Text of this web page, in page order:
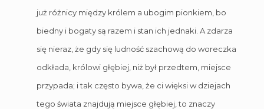
już różnicy między królem a ubogim pionkiem, bo
biedny i bogaty są razem i stan ich jednaki. A zdarza
się nieraz, że gdy się ludność szachową do woreczka
odkłada, królowi głębiej, niż był przedtem, miejsce
przypada; i tak często bywa, że ci więksi w dziejach
tego świata znajdują miejsce głębiej, to znaczy